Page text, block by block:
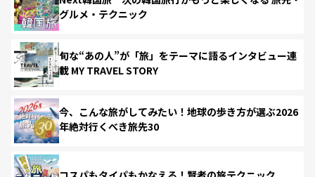
グルメ・テクニック
旬な“あの人”が「旅」をテーマに語るインタビュー連
載 MY TRAVEL STORY
今、こんな旅がしてみたい！地球の歩き方が選ぶ2026
年絶対行くべき旅先30